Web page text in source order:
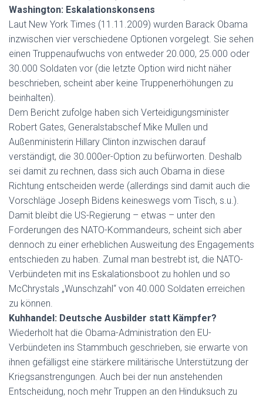
Washington: Eskalationskonsens
Laut New York Times (11.11.2009) wurden Barack Obama
inzwischen vier verschiedene Optionen vorgelegt. Sie sehen
einen Truppenaufwuchs von entweder 20.000, 25.000 oder
30.000 Soldaten vor (die letzte Option wird nicht näher
beschrieben, scheint aber keine Truppenerhöhungen zu
beinhalten).
Dem Bericht zufolge haben sich Verteidigungsminister
Robert Gates, Generalstabschef Mike Mullen und
Außenministerin Hillary Clinton inzwischen darauf
verständigt, die 30.000er-Option zu befürworten. Deshalb
sei damit zu rechnen, dass sich auch Obama in diese
Richtung entscheiden werde (allerdings sind damit auch die
Vorschläge Joseph Bidens keineswegs vom Tisch, s.u.).
Damit bleibt die US-Regierung – etwas – unter den
Forderungen des NATO-Kommandeurs, scheint sich aber
dennoch zu einer erheblichen Ausweitung des Engagements
entschieden zu haben. Zumal man bestrebt ist, die NATO-
Verbündeten mit ins Eskalationsboot zu hohlen und so
McChrystals „Wunschzahl“ von 40.000 Soldaten erreichen
zu können.
Kuhhandel: Deutsche Ausbilder statt Kämpfer?
Wiederholt hat die Obama-Administration den EU-
Verbündeten ins Stammbuch geschrieben, sie erwarte von
ihnen gefälligst eine stärkere militärische Unterstützung der
Kriegsanstrengungen. Auch bei der nun anstehenden
Entscheidung, noch mehr Truppen an den Hinduksuch zu